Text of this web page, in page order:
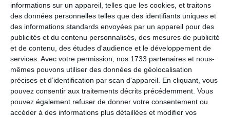
informations sur un appareil, telles que les cookies, et traitons
des données personnelles telles que des identifiants uniques et
des informations standards envoyées par un appareil pour des
publicités et du contenu personnalisés, des mesures de publicité
et de contenu, des études d'audience et le développement de
services. Avec votre permission, nos 1733 partenaires et nous-
mêmes pouvons utiliser des données de géolocalisation
précises et d’identification par scan d'appareil. En cliquant, vous
pouvez consentir aux traitements décrits précédemment. Vous
pouvez également refuser de donner votre consentement ou
accéder à des informations plus détaillées et modifier vos
Communauté de Communes du Val de Bouzanne
Communauté de Communes Levroux Boischaut
Champagne
Communauté de Communes Val de l’Indre Brenne
CUZION
DIORS
ECUEILLÉ